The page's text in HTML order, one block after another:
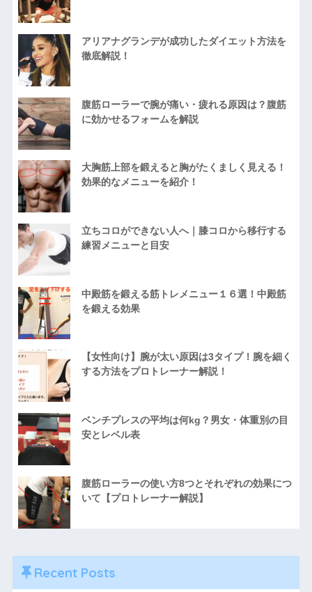
アリアナグランデが成功したダイエット方法を
徹底解説！
腹筋ローラーで腕が痛い・疲れる原因は？腹筋
に効かせるフォームを解説
大胸筋上部を鍛えると胸がたくましく見える！
効果的なメニューを紹介！
立ちコロができない人へ｜膝コロから移行する
練習メニューと目安
中殿筋を鍛える筋トレメニュー１６選！中殿筋
を鍛える効果
【女性向け】腕が太い原因は3タイプ！腕を細く
する方法をプロトレーナー解説！
ベンチプレスの平均は何kg？男女・体重別の目
安とレベル表
腹筋ローラーの使い方8つとそれぞれの効果につ
いて【プロトレーナー解説】
Recent Posts